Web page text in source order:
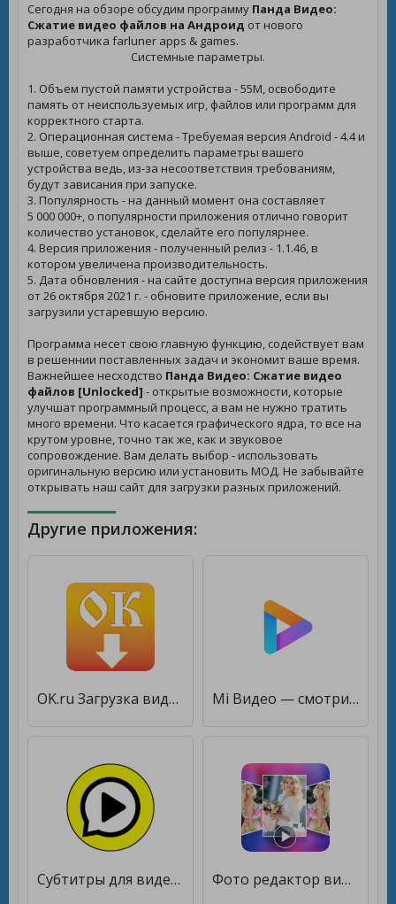
Сегодня на обзоре обсудим программу Панда Видео:
Сжатие видео файлов на Андроид от нового
разработчика farluner apps & games.
Системные параметры.
1. Объем пустой памяти устройства - 55M, освободите
память от неиспользуемых игр, файлов или программ для
корректного старта.
2. Операционная система - Требуемая версия Android - 4.4 и
выше, советуем определить параметры вашего
устройства ведь, из-за несоответствия требованиям,
будут зависания при запуске.
3. Популярность - на данный момент она составляет
5 000 000+, о популярности приложения отлично говорит
количество установок, сделайте его популярнее.
4. Версия приложения - полученный релиз - 1.1.46, в
котором увеличена производительность.
5. Дата обновления - на сайте доступна версия приложения
от 26 октября 2021 г. - обновите приложение, если вы
загрузили устаревшую версию.
Программа несет свою главную функцию, содействует вам
в решеннии поставленных задач и экономит ваше время.
Важнейшее несходство Панда Видео: Сжатие видео
файлов [Unlocked] - открытые возможности, которые
улучшат программный процесс, а вам не нужно тратить
много времени. Что касается графического ядра, то все на
крутом уровне, точно так же, как и звуковое
сопровождение. Вам делать выбор - использовать
оригинальную версию или установить МОД. Не забывайте
открывать наш сайт для загрузки разных приложений.
Другие приложения:
OK.ru Загрузка видео - Скачать видео Одноклассники [Полная версия] Mi Видео — смотрите и скачивайте видео [Полная версия]
Субтитры для видео. Переводчик видео на русский [Unlocked] Фото редактор видео [Unlocked]